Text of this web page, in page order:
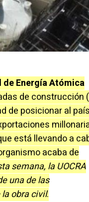
Energía Atómica
de construcción
de posicionar al
está llevando a
acaba de
semana, la UOCRA
una de las
obra civil.